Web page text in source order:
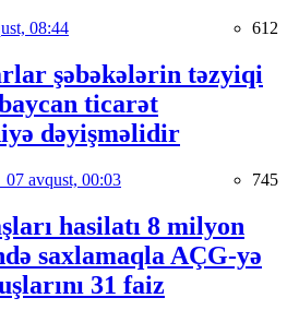
08:44 612
şəbəkələrin təzyiqi
ticarət
dəyişməlidir
07 avqust, 00:03 745
hasilatı 8 milyon
saxlamaqla AÇG-yə
31 faiz